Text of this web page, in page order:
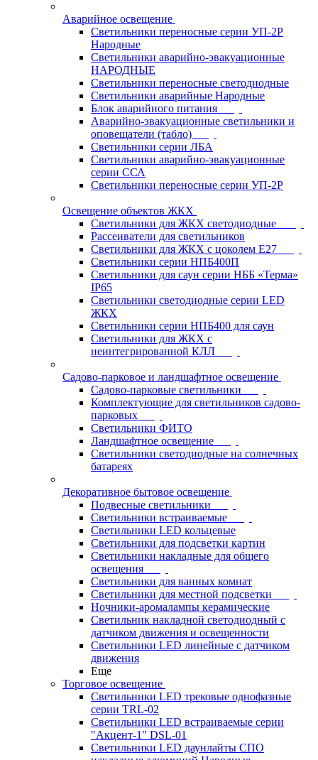
Аварийное освещение
Светильники переносные серии УП-2Р
Народные
Светильники аварийно-эвакуационные
НАРОДНЫЕ
Светильники переносные светодиодные
Светильники аварийные Народные
Блок аварийного питания
Аварийно-эвакуационные светильники и
оповещатели (табло)
Светильники серии ЛБА
Светильники аварийно-эвакуационные
серии ССА
Светильники переносные серии УП-2Р
Освещение объектов ЖКХ
Светильники для ЖКХ светодиодные
Рассеиватели для светильников
Светильники для ЖКХ с цоколем Е27
Светильники серии НПБ400П
Светильники для саун серии НББ «Терма»
IP65
Светильники светодиодные серии LED
ЖКХ
Светильники серии НПБ400 для саун
Светильники для ЖКХ с
неинтегрированной КЛЛ
Садово-парковое и ландшафтное освещение
Садово-парковые светильники
Комплектующие для светильников садово-
парковых
Светильники ФИТО
Ландшафтное освещение
Светильники светодиодные на солнечных
батареях
Декоративное бытовое освещение
Подвесные светильники
Светильники встраиваемые
Светильники LED кольцевые
Светильники для подсветки картин
Светильники накладные для общего
освещения
Светильники для ванных комнат
Светильники для местной подсветки
Ночники-аромалампы керамические
Светильник накладной светодиодный с
датчиком движения и освещенности
Светильники LED линейные с датчиком
движения
Еще
Торговое освещение
Светильники LED трековые однофазные
серии TRL-02
Светильники LED встраиваемые серии
"Акцент-1" DSL-01
Светильники LED даунлайты СПО